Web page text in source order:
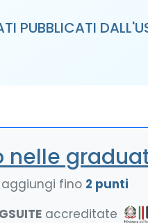
PUBBLICATI
nelle
fino 2 punti
accreditate